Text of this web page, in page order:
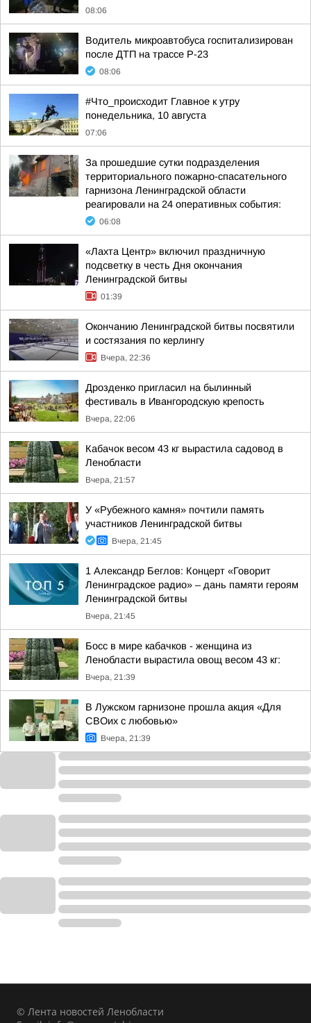
08:06
Водитель микроавтобуса госпитализирован
после ДТП на трассе Р-23
08:06
#Что_происходит Главное к утру
понедельника, 10 августа
07:06
За прошедшие сутки подразделения
территориального пожарно-спасательного
гарнизона Ленинградской области
реагировали на 24 оперативных события:
06:08
«Лахта Центр» включил праздничную
подсветку в честь Дня окончания
Ленинградской битвы
01:39
Окончанию Ленинградской битвы посвятили
и состязания по керлингу
Вчера, 22:36
Дрозденко пригласил на былинный
фестиваль в Ивангородскую крепость
Вчера, 22:06
Кабачок весом 43 кг вырастила садовод в
Ленобласти
Вчера, 21:57
У «Рубежного камня» почтили память
участников Ленинградской битвы
Вчера, 21:45
1 Александр Беглов: Концерт «Говорит
Ленинградское радио» – дань памяти героям
Ленинградской битвы
Вчера, 21:45
Босс в мире кабачков - женщина из
Ленобласти вырастила овощ весом 43 кг:
Вчера, 21:39
В Лужском гарнизоне прошла акция «Для
СВОих с любовью»
Вчера, 21:39
© Лента новостей Ленобласти